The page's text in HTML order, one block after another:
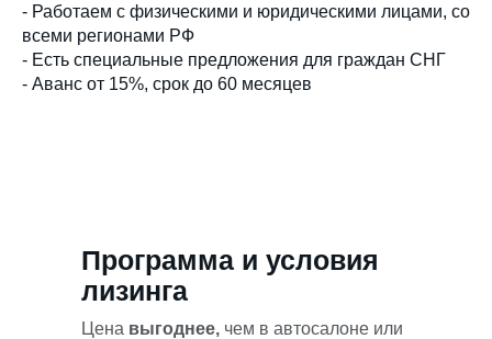
- Работаем с физическими и юридическими лицами, со
всеми регионами РФ
- Есть специальные предложения для граждан СНГ
- Аванс от 15%, срок до 60 месяцев
Программа и условия
лизинга
Цена выгоднее, чем в автосалоне или